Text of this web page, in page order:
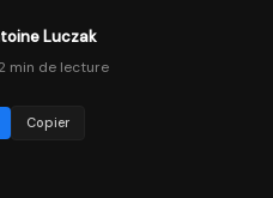
Luczak
min de lecture
Copier